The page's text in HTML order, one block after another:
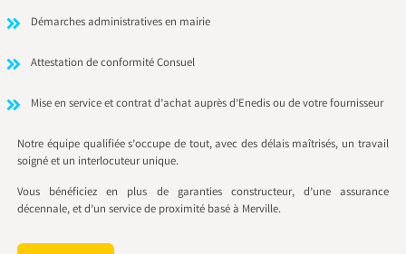
Démarches administratives en mairie
Attestation de conformité Consuel
Mise en service et contrat d’achat auprès d’Enedis ou de votre fournisseur
Notre équipe qualifiée s’occupe de tout, avec des délais maîtrisés, un travail
soigné et un interlocuteur unique.
Vous bénéficiez en plus de garanties constructeur, d’une assurance
décennale, et d’un service de proximité basé à Merville.